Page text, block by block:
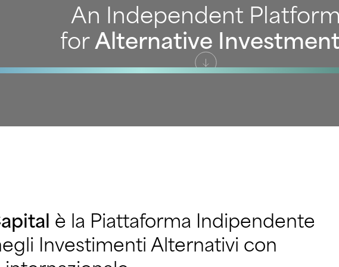
An Independent Platform
forAlternative
è la Piattaforma Indipendente
Investimenti Alternativi con